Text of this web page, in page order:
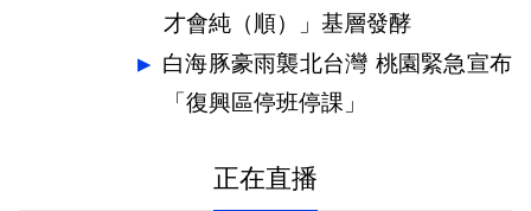
才會純（順）」基層發酵
白海豚豪雨襲北台灣 桃園緊急宣布
「復興區停班停課」
正在直播